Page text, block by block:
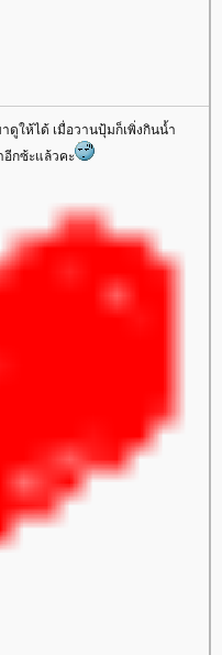
ดูให้ได้ เมื่อวานปุ้มก็เพิ่งกินน้ำ
กซ้ะแล้วคะ